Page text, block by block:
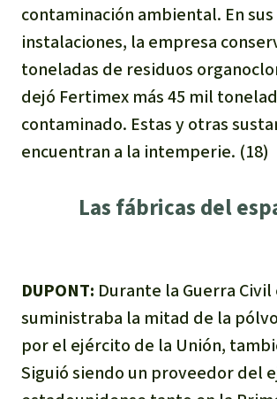
contaminación ambiental. En sus
instalaciones, la empresa
toneladas de residuos
dejó Fertimex más 45 mil
contaminado. Estas y otras
encuentran a la intemperie. (18)
Las fábricas del
DUPONT: Durante la Guerra Civil
suministraba la mitad de la
por el ejército de la Unión,
Siguió siendo un proveedor del